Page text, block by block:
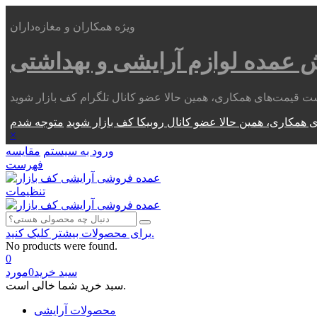
ویژه همکاران و مغازه‌داران
عمده لوازم آرایشی و بهداشتی
همکاری، همین حالا عضو کانال روبیکا کف بازار شوید
×
ورود به سیستم مقایسه
فهرست
تنظیمات
برای محصولات بیشتر کلیک کنید.
No products were found.
0
سبد خرید0مورد
سبد خرید شما خالی است.
محصولات آرایشی